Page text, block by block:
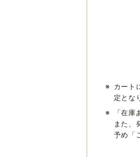
※ カート
定とな
※
「在
また、
予め「